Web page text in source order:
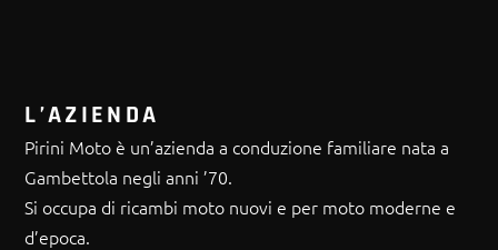
L’AZIENDA
Pirini Moto è un’azienda a conduzione familiare nata a
Gambettola negli anni ’70.
Si occupa di ricambi moto nuovi e per moto moderne e
d’epoca.